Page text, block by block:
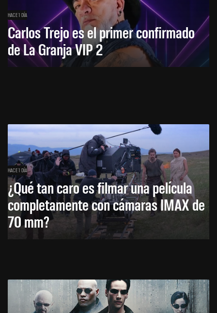
HACE 1 DÍA
Carlos Trejo es el primer confirmado
de La Granja VIP 2
HACE 1 DÍA
¿Qué tan caro es filmar una película
completamente con cámaras IMAX de
70 mm?